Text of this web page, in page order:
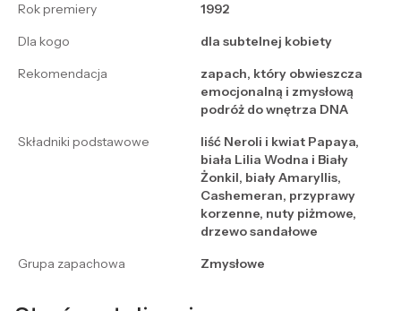
Rok premiery
1992
Dla kogo
dla subtelnej kobiety
Rekomendacja
zapach, który obwieszcza
emocjonalną i zmysłową
podróż do wnętrza DNA
Składniki podstawowe
liść Neroli i kwiat Papaya,
biała Lilia Wodna i Biały
Żonkil, biały Amaryllis,
Cashemeran, przyprawy
korzenne, nuty piżmowe,
drzewo sandałowe
Grupa zapachowa
Zmysłowe